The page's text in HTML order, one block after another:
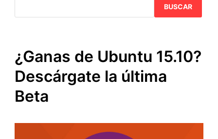
BUSCAR
¿Ganas de Ubuntu 15.10?
Descárgate la última
Beta